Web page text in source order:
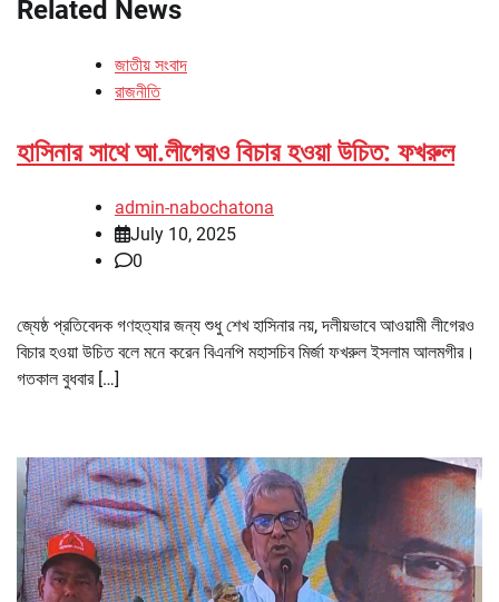
Related News
জাতীয় সংবাদ
রাজনীতি
হাসিনার সাথে আ.লীগেরও বিচার হওয়া উচিত: ফখরুল
admin-nabochatona
July 10, 2025
0
জ্যেষ্ঠ প্রতিবেদক গণহত্যার জন্য শুধু শেখ হাসিনার নয়, দলীয়ভাবে আওয়ামী লীগেরও
বিচার হওয়া উচিত বলে মনে করেন বিএনপি মহাসচিব মির্জা ফখরুল ইসলাম আলমগীর।
গতকাল বুধবার […]